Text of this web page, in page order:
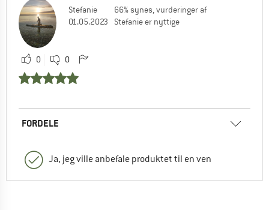
Stefanie
01.05.2023
66% synes, vurderinger af
Stefanie er nyttige
0 0
FORDELE
Ja, jeg ville anbefale produktet til en ven